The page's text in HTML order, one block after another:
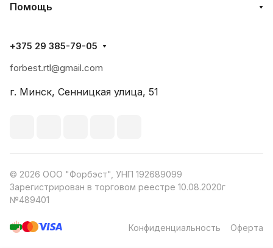
Помощь
+375 29 385-79-05
forbest.rtl@gmail.com
г. Минск, Сенницкая улица, 51
© 2026 ООО "Форбэст", УНП 192689099
Зарегистрирован в торговом реестре 10.08.2020г
№489401
Конфиденциальность Оферта